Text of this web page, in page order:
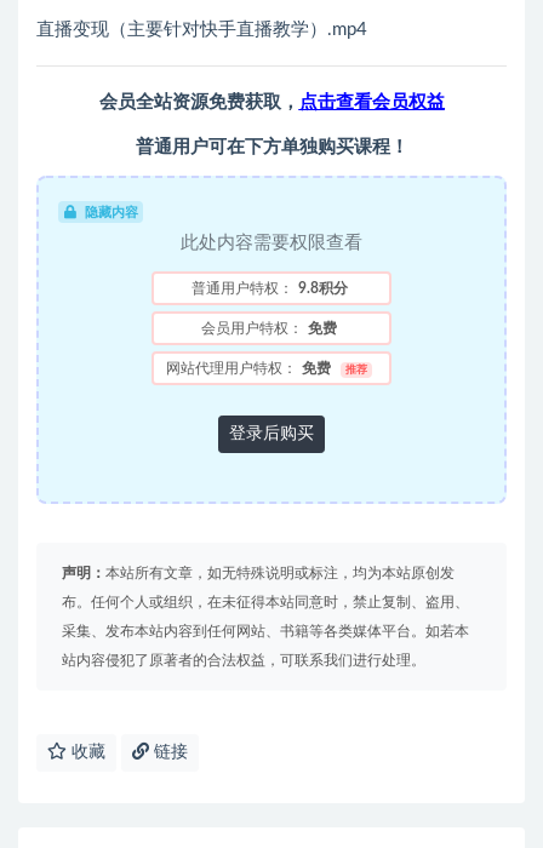
直播变现（主要针对快手直播教学）.mp4
会员全站资源免费获取， 点击查看会员权益
普通用户可在下方单独购买课程！
隐藏内容
此处内容需要权限查看
普通用户特权： 9.8积分
会员用户特权： 免费
网站代理用户特权： 免费 推荐
登录后购买
声明： 本站所有文章，如无特殊说明或标注，均为本站原创发
布。任何个人或组织，在未征得本站同意时，禁止复制、盗用、
采集、发布本站内容到任何网站、书籍等各类媒体平台。如若本
站内容侵犯了原著者的合法权益，可联系我们进行处理。
收藏 链接